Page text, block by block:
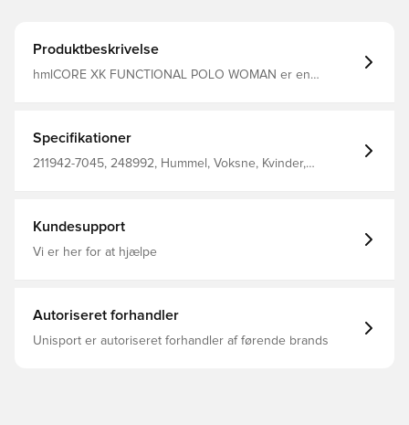
Produktbeskrivelse
hmlCORE XK FUNCTIONAL POLO WOMAN er en
fladstrikkede ribkant i polyester/elastan på kraven det
velkendte poloshirt-look. Udover at være praktisk har
den også et par sjove detaljer med knapstolpe og et
Specifikationer
211942-7045, 248992, Hummel, Voksne, Kvinder,
Kundesupport
Vi er her for at hjælpe
Autoriseret forhandler
Unisport er autoriseret forhandler af førende brands